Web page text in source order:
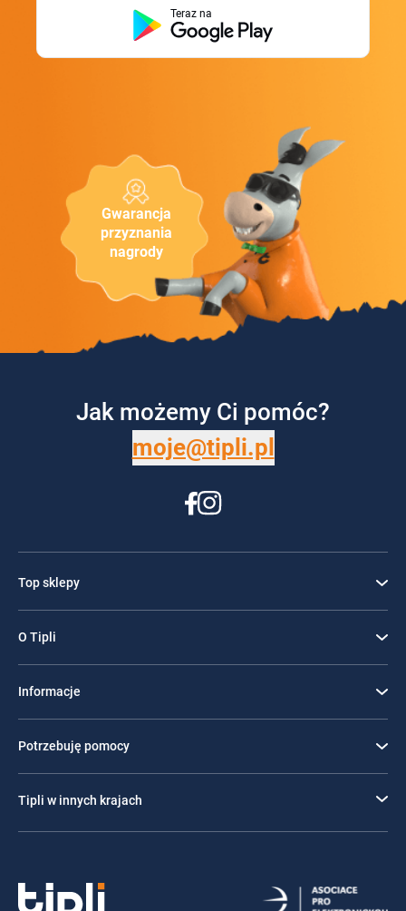
Gwarancja
przyznania
nagrody
Teraz na
Jak możemy Ci pomóc?
moje@tipli.pl
Top sklepy
O Tipli
Informacje
Potrzebuję pomocy
Tipli w innych krajach